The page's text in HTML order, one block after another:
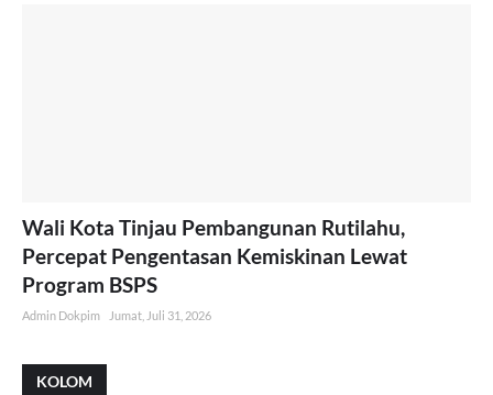
Wali Kota Tinjau Pembangunan Rutilahu,
Percepat Pengentasan Kemiskinan Lewat
Program BSPS
Admin Dokpim Jumat, Juli 31, 2026
KOLOM